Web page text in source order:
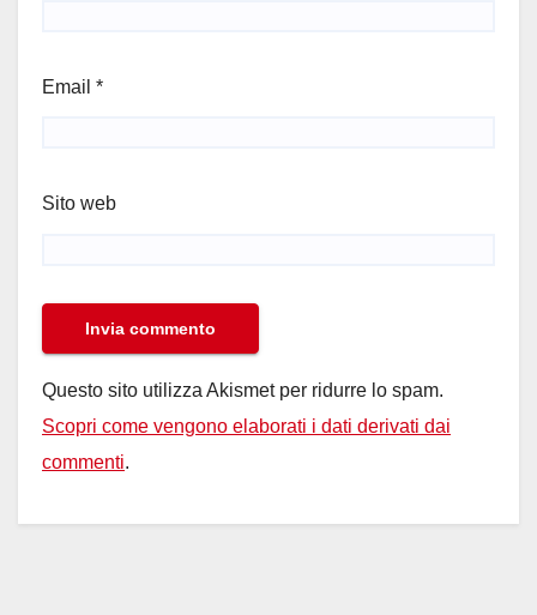
Email *
Sito web
Questo sito utilizza Akismet per ridurre lo spam.
Scopri come vengono elaborati i dati derivati dai
commenti.